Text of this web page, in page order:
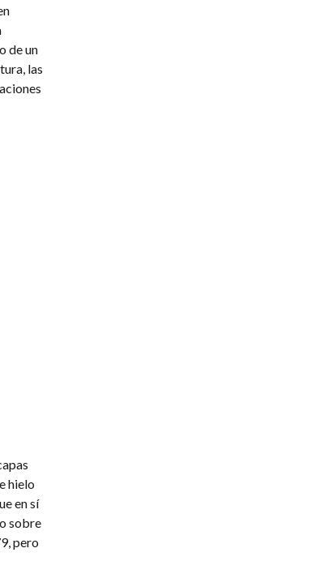
de un
las
hielo
en sí
sobre
pero